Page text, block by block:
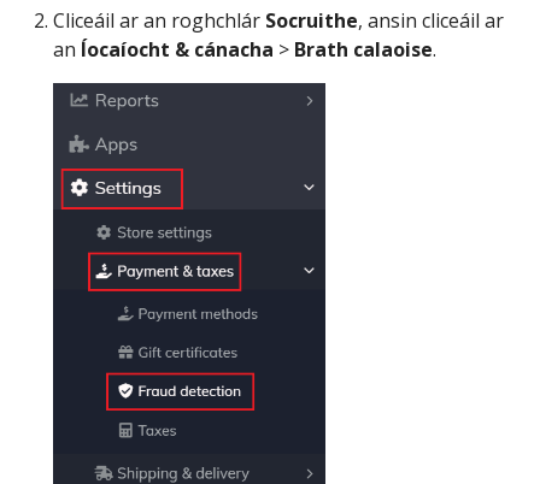
Cliceáil ar an roghchlár Socruithe, ansin cliceáil ar
an Íocaíocht & cánacha > Brath calaoise.